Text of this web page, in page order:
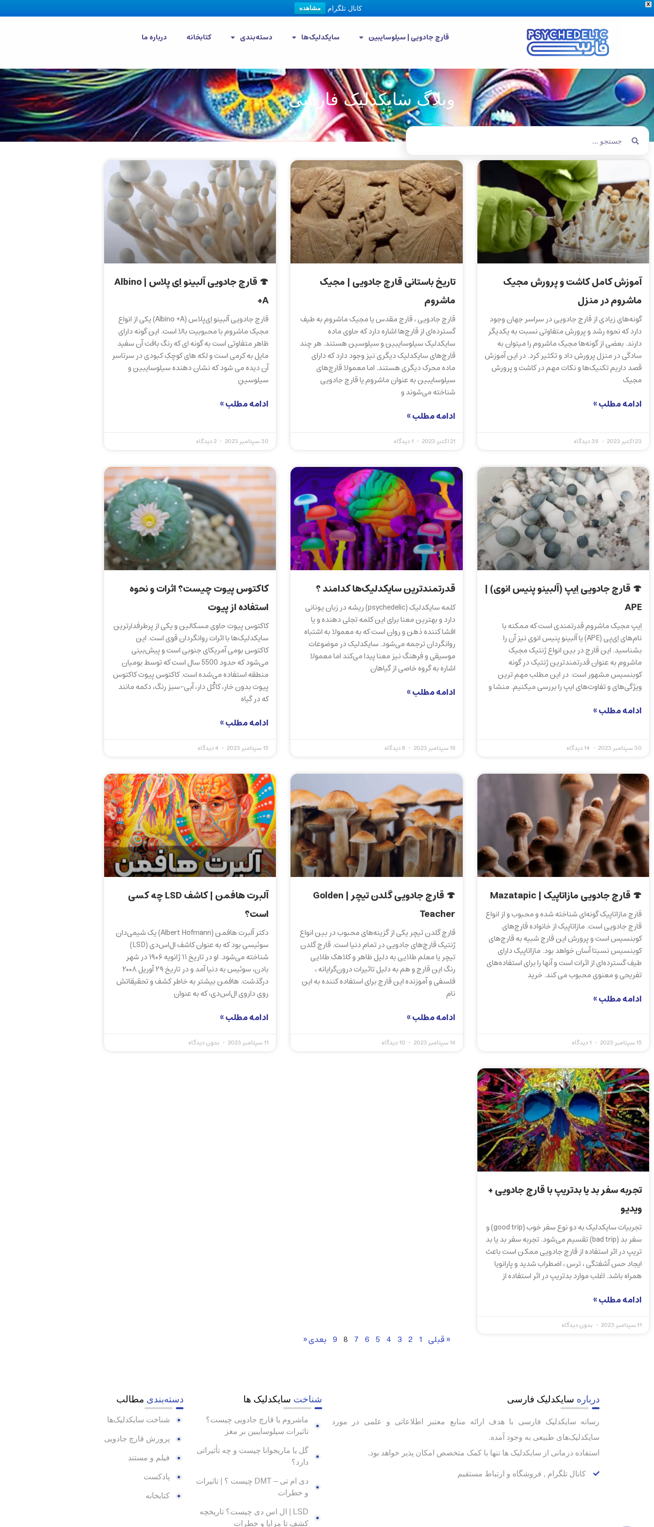
X
کانال تلگرام مشاهده
قارچ جادویی | سیلوسایبین سایکدلیک‌ها دسته‌بندی کتابخانه درباره ما
وبلاگ سایکدلیک فارسی
آموزش کامل کاشت و پرورش مجیک
ماشروم در منزل
گونه‌های زیادی از قارچ‌ جادویی در سراسر جهان وجود
دارد که نحوه رشد و پرورش متفاوتی نسبت به یکدیگر
دارند. بعضی از گونه‌ها مجیک ماشروم را میتوان به
سادگی در منزل پرورش داد و تکثیر کرد. در این آموزش
قصد داریم تکنیک‌ها و نکات مهم در کاشت و پرورش
مجیک
ادامه مطلب »
23 اکتبر 2023
تاریخ باستانی قارچ جادویی | مجیک
ماشروم
قارچ جادویی ، قارچ مقدس یا مجیک ماشروم به طیف
گسترده‌ای از قارچ‌ها اشاره دارد که حاوی ماده
سایکدلیک سیلوسایبین و سیلوسین هستند. هر چند
قارچ‌های سایکدلیک دیگری نیز وجود دارد که دارای
ماده محرک دیگری هستند. اما معمولا قارچ‌های
سیلوسایبین به عنوان ماشروم یا قارچ جادویی
شناخته می‌شوند و
ادامه مطلب »
21 اکتبر 2023
🍄 قارچ جادویی آلبینو اِی پلاس | Albino
+A
قارچ جادویی آلبینو اِی‌پلاس (Albino +A) یکی از انواع
مجیک ماشروم با محبوبیت بالا است. این گونه دارای
ظاهر متفاوتی است به گونه ای که رنگ بافت آن سفید
مایل به کرمی است و لکه های کوچکِ کبودی در سرتاسر
آن دیده می شود که نشان دهنده‌ سیلوسایبین و
سیلوسینِ
ادامه مطلب »
30 سپتامبر 2023
🍄 قارچ جادویی اِیپ (آلبینو پنیس انوی) |
APE
اِیپ مجیک ماشروم قدرتمندی است که ممکنه با
نام‌های اِی‌پی (APE) یا آلبینو پنیس انوی نیز آن را
بشناسید. این قارچ در بین انواع ژنتیک مجیک
ماشروم به عنوان قدرتمندترین ژنتیک در گونه
کوبنسیس مشهور است. در این مطلب مهم ترین
ویژگی‌های و تفاوت‌های ایپ را بررسی میکنیم. منشا و
ادامه مطلب »
30 سپتامبر 2023
قدرتمندترین سایکدلیک‌‌ها کدامند ؟
کلمه سایکدلیک (psychedelic) ریشه در زبان یونانی
دارد و بهترین معنا برای این کلمه تجلی دهنده و یا
افشا کننده ذهن و روان است که به معمولا به اشتباه
روانگردان ترجمه می‌شود. سایکدلیک در موضوعات
موسیقی و فرهنگ نیز معنا پیدا می‌کند اما معمولا
اشاره به گروه خاصی از گیاهان
ادامه مطلب »
19 سپتامبر 2023
کاکتوس پیوت چیست؟ اثرات و نحوه
استفاده از پیوت
کاکتوس پیوت حاوی مسکالین و یکی از پرطرفدارترین
سایکدلیک‌ها با اثرات روانگردان قوی است. این
کاکتوس بومی آمریکای جنوبی است و پیش‌بینی
می‌شود که حدود 5500 سال است که توسط بومیان
منطقه استفاده می‌شده است. کاکتوس پیوت کاکتوس
پیوت بدون خار، کاکُل دار، آبی-سبز رنگ، دکمه مانند
که در گیاه
ادامه مطلب »
15 سپتامبر 2023
🍄 قارچ جادویی مازاتاپیک | Mazatapic
قارچ مازاتاپیک گونه‌ای شناخته شده و محبوب و از انواع
قارچ جادویی است. مازاتاپیک از خانواده قارچ‌های
کوبنسیس است و پرورش این قارچ شبیه به قارچ‌های
کوبنسیس نسبتا آسان خواهد بود. مازاتاپیک دارای
طیف گسترده‌ای از اثرات است و آنها را برای استفاده‌های
تفریحی و معنوی محبوب می کند. خرید
ادامه مطلب »
15 سپتامبر 2023
🍄 قارچ جادویی گلدن تیچر | Golden
Teacher
قارچ گلدن تیچر یکی از گزینه‌های محبوب در بین انواع
ژنتیک قارچ‌های جادویی در تمام دنیا است. قارچ گلدن
تیچر یا معلم طلایی به دلیل ظاهر و کلاهک طلایی
رنگ این قارچ و هم به دلیل تاثیرات درون‌گرایانه ،
فلسفی و آموزنده این قارچ برای استفاده کننده به این
نام
ادامه مطلب »
14 سپتامبر 2023
آلبرت هافمن | کاشف LSD چه کسی
است؟
دکتر آلبرت هافمن (Albert Hofmann) یک شیمی‌دان
سوئیسی بود که به عنوان کاشف ال‌اس‌دی (LSD)
شناخته می‌شود. او در تاریخ ۱۱ ژانویه ۱۹۰۶ در شهر
بادن، سوئیس به دنیا آمد و در تاریخ ۲۹ آوریل ۲۰۰۸
درگذشت. هافمن بیشتر به خاطر کشف و تحقیقاتش
روی داروی ال‌اس‌دی، که به عنوان
ادامه مطلب »
11 سپتامبر 2023 بدون دیدگاه
تجربه سفر بد یا بدتریپ با قارچ جادویی +
ویدیو
تجربیات سایکدلیک به دو نوع سفر خوب (good trip) و
سفر بد (bad trip) تقسیم می‌شود. تجربه سفر بد یا بد
تریپ در اثر استفاده از قارچ جادویی ممکن است باعث
ایجاد حس آشفتگی ، ترس ، اضطراب شدید و پارانویا
همراه باشد. اغلب موارد بدتریپ در اثر استفاده از
ادامه مطلب »
11 سپتامبر 2023 بدون دیدگاه
« قبلی 1
2
3
4
5
6
7
8
9 بعدی «
درباره سایکدلیک فارسی
رسانه سایکدلیک فارسی با هدف ارائه منابع معتبر اطلاعاتی و علمی در مورد
سایکدلیک‌های طبیعی به وجود آمده.
استفاده درمانی از سایکدلیک ها تنها با کمک متخصص امکان پذیر خواهد بود.
کانال تلگرام , فروشگاه و ارتباط مستقیم
شناخت سایکدلیک ها
ماشروم یا قارچ جادویی چیست؟
تاثیرات سیلوسایبین بر مغز
گل یا ماریجوانا چیست و چه تأثیراتی
دارد؟
دی ام تی – DMT چیست ؟ | تاثیرات
و خطرات
LSD | ال اس دی چیست؟ تاریخچه
کشف تا مزایا و خطرات
دسته‌بندی مطالب
شناخت سایکدلیک‌ها
پرورش قارچ جادویی
فیلم و مستند
پادکست
کتابخانه